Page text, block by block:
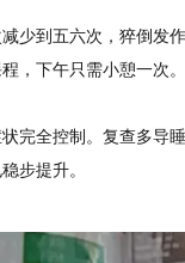
少到五六次，猝倒发
，下午只需小憩一次
完全控制。复查多导
步提升。